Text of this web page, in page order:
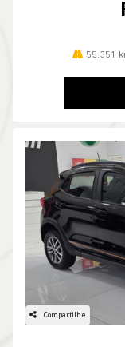
55.351
Compartilhe